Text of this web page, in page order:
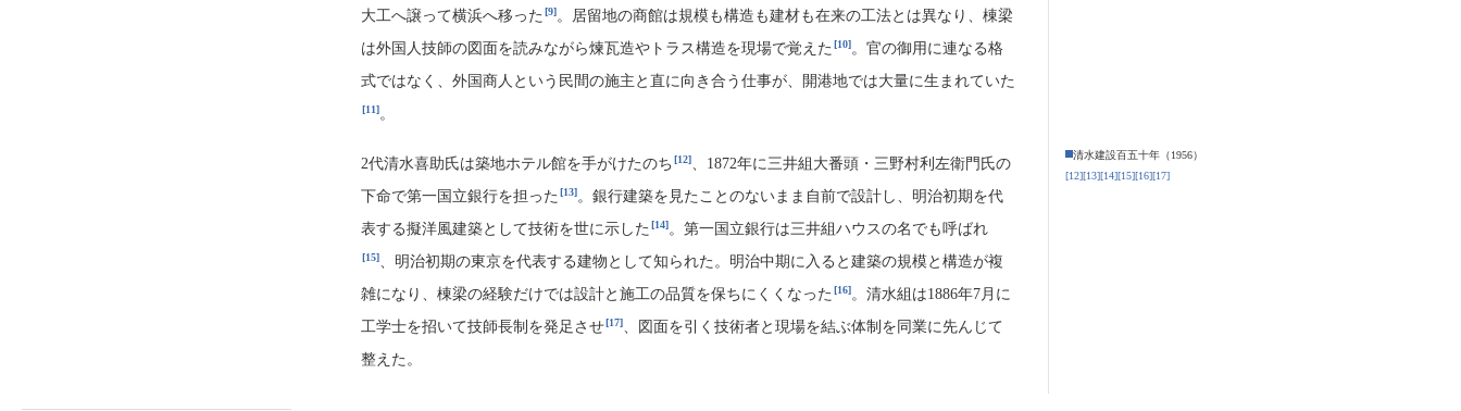
大工へ譲って横浜へ移った [9]。居留地の商館は規模も構造も建材も在来の工法とは異なり、棟梁
は外国人技師の図面を読みながら煉瓦造やトラス構造を現場で覚えた [10]。官の御用に連なる格
式ではなく、外国商人という民間の施主と直に向き合う仕事が、開港地では大量に生まれていた
[11]。
2代清水喜助氏は築地ホテル館を手がけたのち[12]、1872年に三井組大番頭・三野村利左衛門氏の
下命で第一国立銀行を担った [13]。銀行建築を見たことのないまま自前で設計し、明治初期を代
表する擬洋風建築として技術を世に示した [14]。第一国立銀行は三井組ハウスの名でも呼ばれ
[15]、明治初期の東京を代表する建物として知られた。明治中期に入ると建築の規模と構造が複
雑になり、棟梁の経験だけでは設計と施工の品質を保ちにくくなった [16]。清水組は1886年7月に
工学士を招いて技師長制を発足させ[17]、図面を引く技術者と現場を結ぶ体制を同業に先んじて
整えた。
清水建設百五十年（1956）
[12][13][14][15][16][17]